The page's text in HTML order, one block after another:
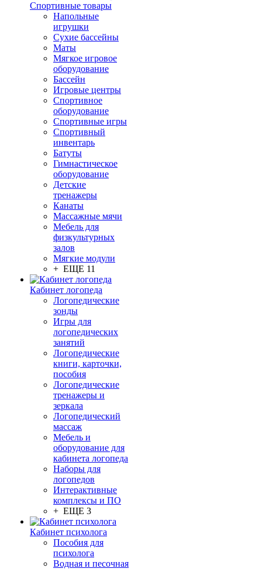
Спортивные товары
Напольные
игрушки
Сухие бассейны
Маты
Мягкое игровое
оборудование
Бассейн
Игровые центры
Спортивное
оборудование
Спортивные игры
Спортивный
инвентарь
Батуты
Гимнастическое
оборудование
Детские
тренажеры
Канаты
Массажные мячи
Мебель для
физкультурных
залов
Мягкие модули
+ ЕЩЕ 11
Кабинет логопеда
Логопедические
зонды
Игры для
логопедических
занятий
Логопедические
книги, карточки,
пособия
Логопедические
тренажеры и
зеркала
Логопедический
массаж
Мебель и
оборудование для
кабинета логопеда
Наборы для
логопедов
Интерактивные
комплексы и ПО
+ ЕЩЕ 3
Кабинет психолога
Пособия для
психолога
Водная и песочная